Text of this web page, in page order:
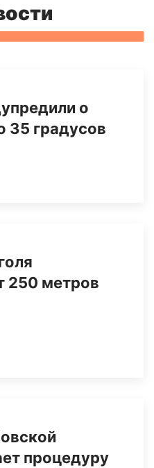
о
35 градусов
250 метров
процедуру